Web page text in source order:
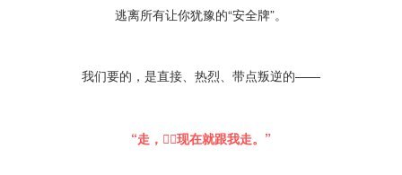
逃离所有让你犹豫的“安全牌”。
我们要的，是直接、热烈、带点叛逆的——
“走，🏃‍♀️现在就跟我走。”